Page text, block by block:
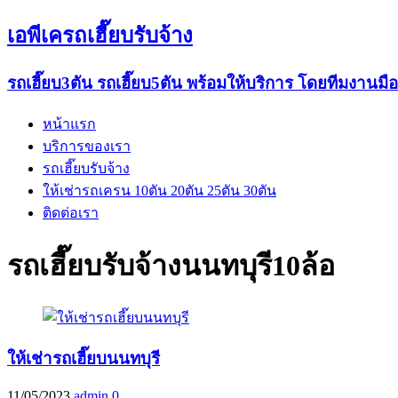
เอพีเครถเฮี๊ยบรับจ้าง
รถเฮี๊ยบ3ตัน รถเฮี๊ยบ5ตัน พร้อมให้บริการ โดยทีมงานมื
หน้าแรก
บริการของเรา
รถเฮี๊ยบรับจ้าง
ให้เช่ารถเครน 10ตัน 20ตัน 25ตัน 30ตัน
ติดต่อเรา
รถเฮี๊ยบรับจ้างนนทบุรี10ล้อ
ให้เช่ารถเฮี๊ยบนนทบุรี